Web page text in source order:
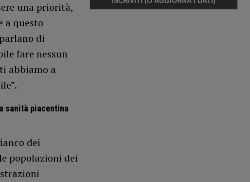
una priorità,
a questo
di
fare nessun
abbiamo a
sanità piacentina
dei
popolazioni dei